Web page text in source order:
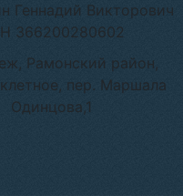
Геннадий Викторович
366200280602
Рамонский район,
пер. Маршала
Одинцова,1